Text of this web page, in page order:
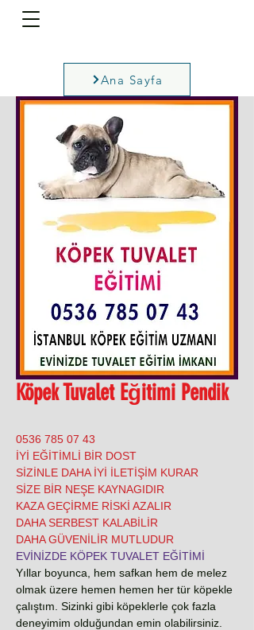
Ana Sayfa
Köpek Tuvalet Eğitimi Pendik
0536 785 07 43
İYİ EĞİTİMLİ BİR DOST
SİZİNLE DAHA İYİ İLETİŞİM KURAR
SİZE BİR NEŞE KAYNAGIDIR
KAZA GEÇİRME RİSKİ AZALIR
DAHA SERBEST KALABİLİR
DAHA GÜVENİLİR MUTLUDUR
EVİNİZDE KÖPEK TUVALET EĞİTİMİ
Yıllar boyunca, hem safkan hem de melez
olmak üzere hemen hemen her tür köpekle
çalıştım. Sizinki gibi köpeklerle çok fazla
deneyimim olduğundan emin olabilirsiniz.